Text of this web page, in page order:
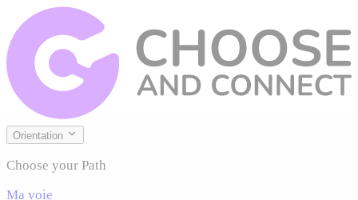
Orientation
Choose your Path
Ma voie